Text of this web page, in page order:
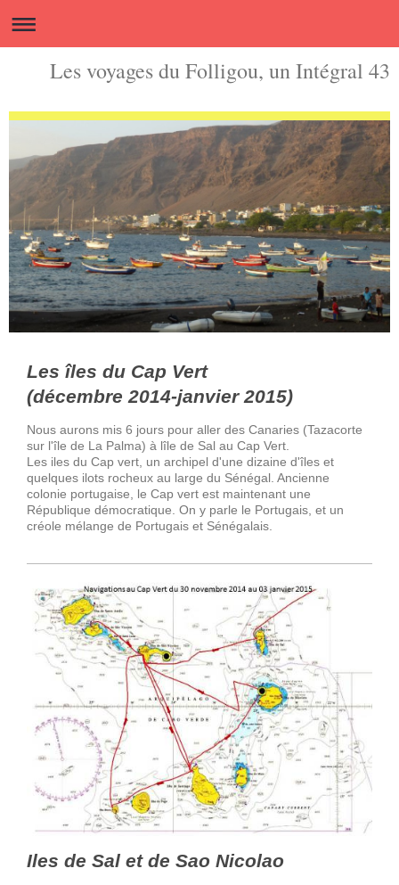
Les voyages du Folligou, un Intégral 43
Les îles du Cap Vert
(décembre 2014-janvier 2015)
Nous aurons mis 6 jours pour aller des Canaries (Tazacorte
sur l'île de La Palma) à lîle de Sal au Cap Vert.
Les iles du Cap vert, un archipel d'une dizaine d'îles et
quelques ilots rocheux au large du Sénégal. Ancienne
colonie portugaise, le Cap vert est maintenant une
République démocratique. On y parle le Portugais, et un
créole mélange de Portugais et Sénégalais.
Iles de Sal et de Sao Nicolao